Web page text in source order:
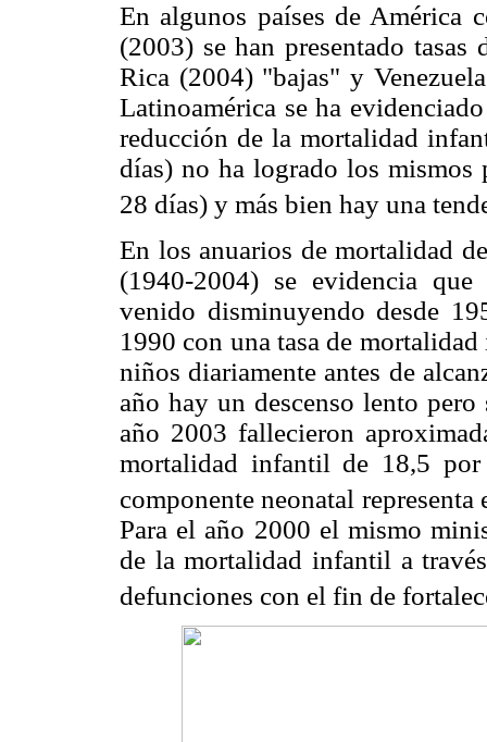
En algunos países de América
(2003) se han presentado
Rica (2004) "bajas" y
Latinoamérica se ha
reducción de la mortalidad
días) no ha logrado los mismos
28 días) y más bien hay una
En los anuarios de mortalidad
(1940-2004) se evidencia
venido disminuyendo desde
1990 con una tasa de
niños diariamente antes de
año hay un descenso lento
año 2003 fallecieron
mortalidad infantil de 18,5
componente neonatal
Para el año 2000 el mismo
de la mortalidad infantil a
defunciones con el fin de